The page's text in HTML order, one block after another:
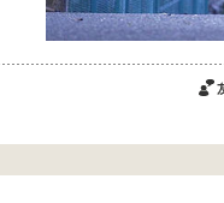
ご購入はこちら